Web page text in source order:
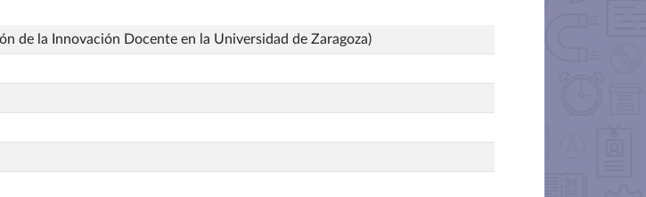
de la Innovación Docente en la Universidad de Zaragoza)